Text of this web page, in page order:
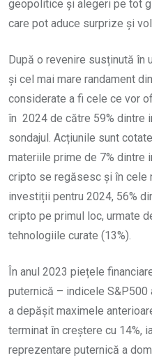
geopolitice și alegeri pe tot
care pot aduce surprize și
După o revenire susținută în
și cel mai mare randament
considerate a fi cele ce vor
în 2024 de către 59% dintre
sondajul. Acțiunile sunt
materiile prime de 7% dintre
cripto se regăsesc și în cele
investiții pentru 2024, 56%
cripto pe primul loc, urmate
tehnologiile curate (13%).
În anul 2023 piețele
puternică – indicele S&P500
a depășit maximele
terminat în creștere cu 14%,
reprezentare puternică a